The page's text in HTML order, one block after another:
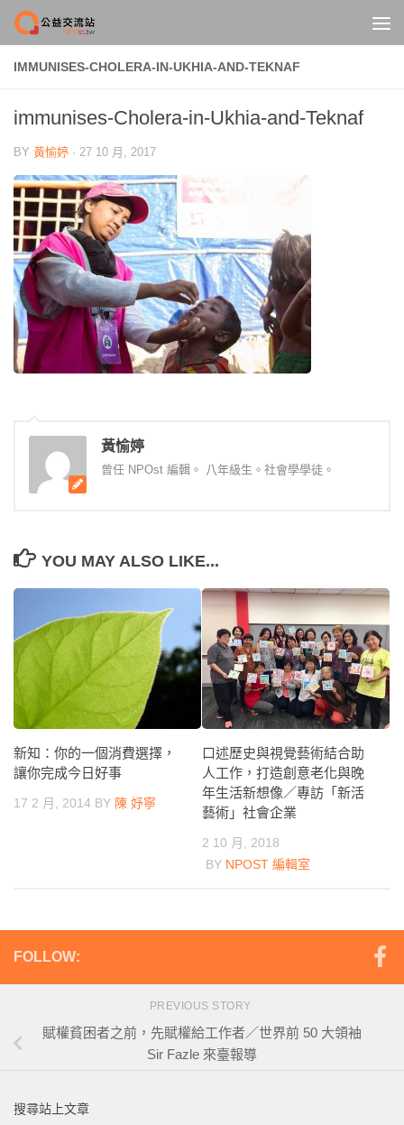
Skip to content
IMMUNISES-CHOLERA-IN-UKHIA-AND-TEKNAF
immunises-Cholera-in-Ukhia-and-Teknaf
BY 黃愉婷 · 27 10 月, 2017
黃愉婷
曾任 NPOst 編輯。 八年級生。社會學學徒。
YOU MAY ALSO LIKE...
新知：你的一個消費選擇，
讓你完成今日好事
17 2 月, 2014 BY 陳 妤寧
口述歷史與視覺藝術結合助
人工作，打造創意老化與晚
年生活新想像／專訪「新活
藝術」社會企業
2 10 月, 2018
BY NPOST 編輯室
FOLLOW:
PREVIOUS STORY
賦權貧困者之前，先賦權給工作者／世界前 50 大領袖
Sir Fazle 來臺報導
搜尋站上文章